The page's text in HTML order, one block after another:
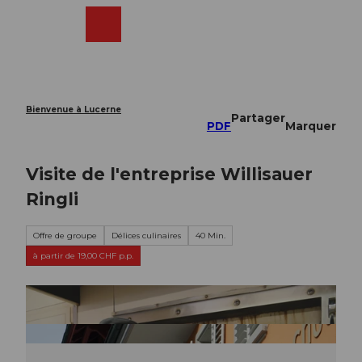
Bienvenue à Lucerne
PDF
Partager
Marquer
Visite de l'entreprise Willisauer
Ringli
Offre de groupe Délices culinaires
40 Min.
à partir de 19,00 CHF p.p.